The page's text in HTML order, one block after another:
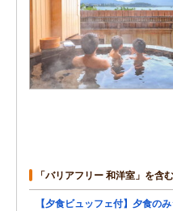
「バリアフリー 和洋室」を含
【夕食ビュッフェ付】夕食の